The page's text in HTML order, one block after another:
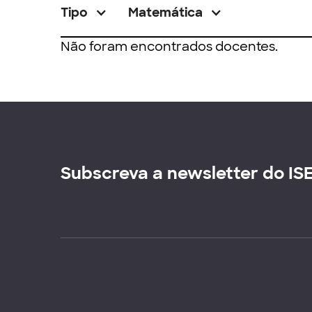
Tipo Matemática
Não foram encontrados docentes.
Subscreva a newsletter do